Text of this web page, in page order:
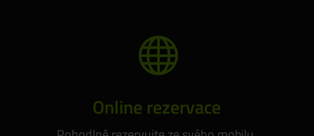

Online rezervace